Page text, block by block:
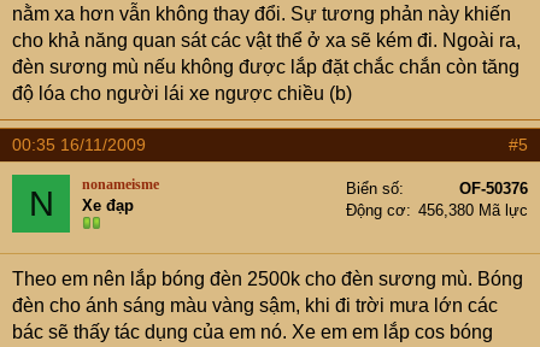
nằm xa hơn vẫn không thay đổi. Sự tương phản này khiến
cho khả năng quan sát các vật thể ở xa sẽ kém đi. Ngoài ra,
đèn sương mù nếu không được lắp đặt chắc chắn còn tăng
độ lóa cho người lái xe ngược chiều (b)
00:35 16/11/2009 #5
N nonameisme
Xe đạp
Biển số
OF-50376
Động cơ
456,380 Mã lực
Theo em nên lắp bóng đèn 2500k cho đèn sương mù. Bóng
đèn cho ánh sáng màu vàng sậm, khi đi trời mưa lớn các
bác sẽ thấy tác dụng của em nó. Xe em em lắp cos bóng